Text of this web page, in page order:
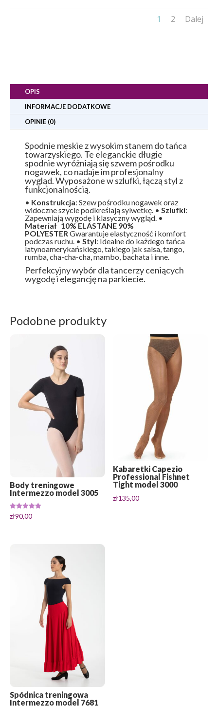
1 2 Dalej
OPIS
INFORMACJE DODATKOWE
OPINIE (0)
Spodnie męskie z wysokim stanem do tańca
towarzyskiego. Te eleganckie długie
spodnie wyróżniają się szwem pośrodku
nogawek, co nadaje im profesjonalny
wygląd. Wyposażone w szlufki, łączą styl z
funkcjonalnością.
• Konstrukcja: Szew pośrodku nogawek oraz
widoczne szycie podkreślają sylwetkę. • Szlufki:
Zapewniają wygodę i klasyczny wygląd. •
Materiał 10% ELASTANE 90%
POLYESTERGwarantuje elastyczność i komfort
podczas ruchu. • Styl: Idealne do każdego tańca
latynoamerykańskiego, takiego jak salsa, tango,
rumba, cha-cha-cha, mambo, bachata i inne.
Perfekcyjny wybór dla tancerzy ceniących
wygodę i elegancję na parkiecie.
Podobne produkty
Body treningowe
Intermezzo model 3005
Oceniono
5.00
zł90,00
Kabaretki Capezio
Professional Fishnet
Tight model 3000
zł135,00
Spódnica treningowa
Intermezzo model 7681